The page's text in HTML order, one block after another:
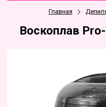
Главная
Воскоплав